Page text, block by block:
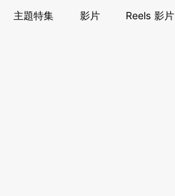
主題特集 影片 Reels 影片